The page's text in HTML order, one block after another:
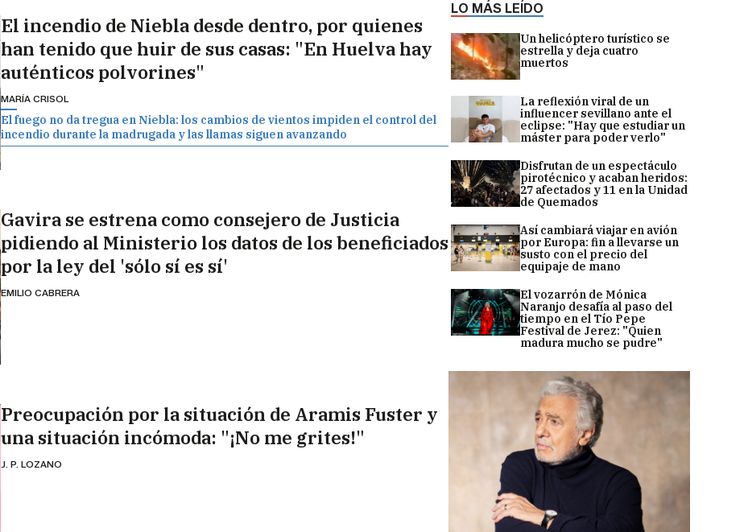
El incendio de Niebla desde dentro, por quienes
han tenido que huir de sus casas: "En Huelva hay
auténticos polvorines"
MARÍA CRISOL
El fuego no da tregua en Niebla: los cambios de vientos impiden el control del
incendio durante la madrugada y las llamas siguen avanzando
Gavira se estrena como consejero de Justicia
pidiendo al Ministerio los datos de los beneficiados
por la ley del 'sólo sí es sí'
EMILIO CABRERA
Preocupación por la situación de Aramis Fuster y
una situación incómoda: "¡No me grites!"
J. P. LOZANO
LO MÁS LEÍDO
Un helicóptero turístico se
estrella y deja cuatro
muertos
La reflexión viral de un
influencer sevillano ante el
eclipse: "Hay que estudiar un
máster para poder verlo"
Disfrutan de un espectáculo
pirotécnico y acaban heridos:
27 afectados y 11 en la Unidad
de Quemados
Así cambiará viajar en avión
por Europa: fin a llevarse un
susto con el precio del
equipaje de mano
El vozarrón de Mónica
Naranjo desafía al paso del
tiempo en el Tío Pepe
Festival de Jerez: "Quien
madura mucho se pudre"